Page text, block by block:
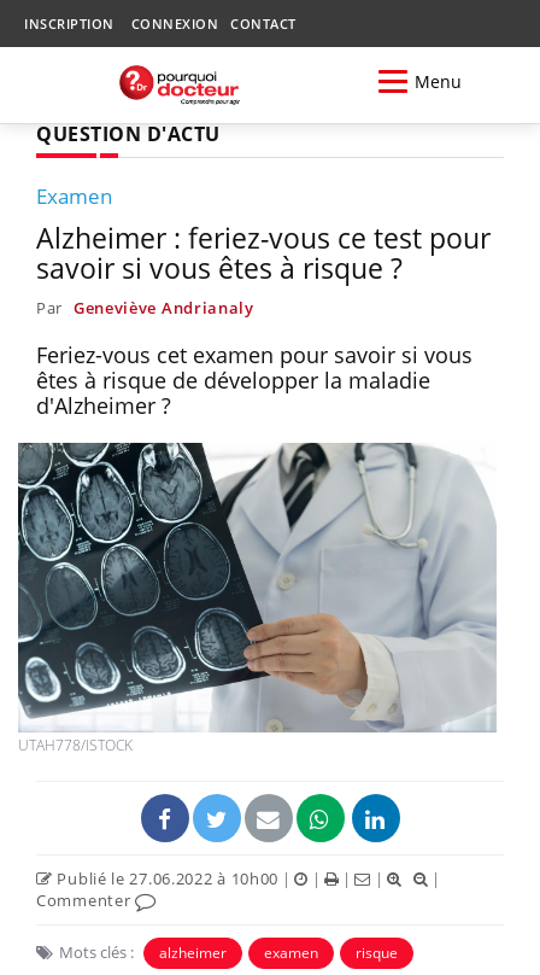
INSCRIPTION CONNEXION CONTACT
Menu
QUESTION D'ACTU
Examen
Alzheimer : feriez-vous ce test pour
savoir si vous êtes à risque ?
Par Geneviève Andrianaly
Feriez-vous cet examen pour savoir si vous
êtes à risque de développer la maladie
d'Alzheimer ?
UTAH778/ISTOCK
Publié le 27.06.2022 à 10h00 | | | |
|
Commenter
Mots clés : alzheimer examen risque